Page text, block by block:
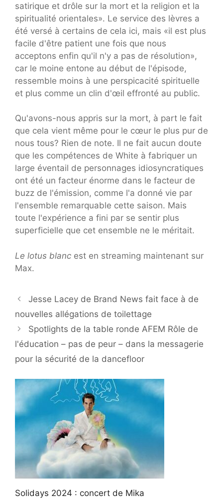
satirique et drôle sur la mort et la religion et la
spiritualité orientales». Le service des lèvres a
été versé à certains de cela ici, mais «il est plus
facile d'être patient une fois que nous
acceptons enfin qu'il n'y a pas de résolution»,
car le moine entone au début de l'épisode,
ressemble moins à une perspicacité spirituelle
et plus comme un clin d'œil effronté au public.
Qu'avons-nous appris sur la mort, à part le fait
que cela vient même pour le cœur le plus pur de
nous tous? Rien de note. Il ne fait aucun doute
que les compétences de White à fabriquer un
large éventail de personnages idiosyncratiques
ont été un facteur énorme dans le facteur de
buzz de l'émission, comme l'a donné vie par
l'ensemble remarquable cette saison. Mais
toute l'expérience a fini par se sentir plus
superficielle que cet ensemble ne le méritait.
Le lotus blanc est en streaming maintenant sur
Max.
Jesse Lacey de Brand News fait face à de
nouvelles allégations de toilettage
Spotlights de la table ronde AFEM Rôle de
l'éducation – pas de peur – dans la messagerie
pour la sécurité de la dancefloor
Solidays 2024 : concert de Mika